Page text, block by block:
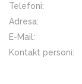
Telefoni:
Adresa:
E-Mail:
Kontakt personi: